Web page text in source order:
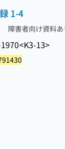
1-4
障害者向け資料あ
<K3-13>